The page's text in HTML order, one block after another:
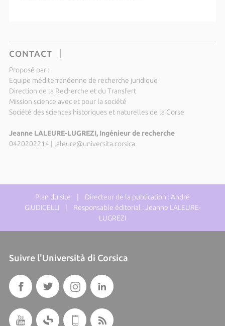
CONTACT
Proposé par :
Equipe méditerranéenne de recherche juridique
Direction de la Recherche et du Transfert
Mission science avec et pour la société
Société des sciences historiques et naturelles de la Corse
Jeanne LALEURE-LUGREZI, Ingénieur de recherche
0420202214
laleure@universita.corsica
Plan du site | Directeur de la publication : André
GIUDICELLI | Responsable éditorial : Jeanne LALEURE-
LUGREZI
Suivre l'Università di Corsica